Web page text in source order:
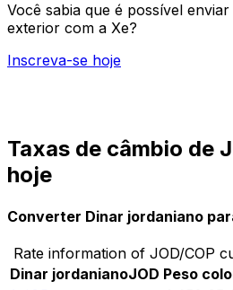
Você sabia que é possível
exterior com a Xe?
Inscreva-se hoje
Taxas de câmbio de
hoje
Converter Dinar jordaniano
Rate information of JOD/COP
Dinar jordanianoJOD Peso